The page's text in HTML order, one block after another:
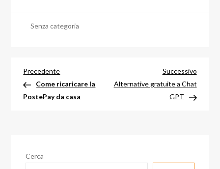
Senza categoria
Navigazione
articoli
Articolo
precedente
Precedente
Come ricaricare la
PostePay da casa
Successivo
Alternative gratuite a Chat
GPT
Cerca